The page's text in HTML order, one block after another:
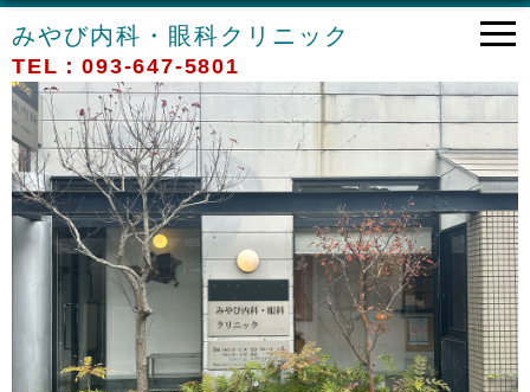
みやび内科・眼科クリニック
TEL：093-647-5801